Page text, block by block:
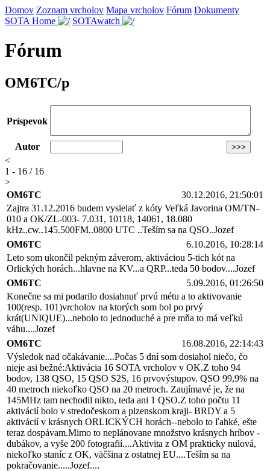
Domov Zoznam vrcholov Mapa vrcholov Fórum Dokumenty
SOTA Home
SOTAwatch
Fórum
OM6TC/p
Príspevok
Autor
<
1 - 16 / 16
>
OM6TC
30.12.2016, 21:50:01
Zajtra 31.12.2016 budem vysielať z kóty Veľká Javorina OM/TN-
010 a OK/ZL-003- 7.031, 10118, 14061, 18.080
kHz..cw..145.500FM..0800 UTC ..Teším sa na QSO..Jozef
OM6TC
6.10.2016, 10:28:14
Leto som ukončil pekným záverom, aktiváciou 5-tich kót na
Orlických horách...hlavne na KV...a QRP...teda 50 bodov....Jozef
OM6TC
5.09.2016, 01:26:50
Konečne sa mi podarilo dosiahnuť prvú métu a to aktivovanie
100(resp. 101)vrcholov na ktorých som bol po prvý
krát(UNIQUE)...nebolo to jednoduché a pre mňa to má veľkú
váhu....Jozef
OM6TC
16.08.2016, 22:14:43
Výsledok nad očakávanie....Počas 5 dní som dosiahol niečo, čo
nieje asi bežné:Aktivácia 16 SOTA vrcholov v OK.Z toho 94
bodov, 138 QSO, 15 QSO S2S, 16 prvovýstupov. QSO 99,9% na
40 metroch niekoľko QSO na 20 metroch. Zaujímavé je, že na
145MHz tam nechodil nikto, teda ani 1 QSO.Z toho počtu 11
aktivácií bolo v stredočeskom a plzenskom kraji- BRDY a 5
aktivácií v krásnych ORLICKÝCH horách--nebolo to ľahké, ešte
teraz dospávam.Mimo to neplánovane množstvo krásnych hríbov -
dubákov, a vyše 200 fotografií....Aktivita z OM prakticky nulová,
niekoľko staníc z OK, väčšina z ostatnej EU....Teším sa na
pokračovanie.....Jozef....